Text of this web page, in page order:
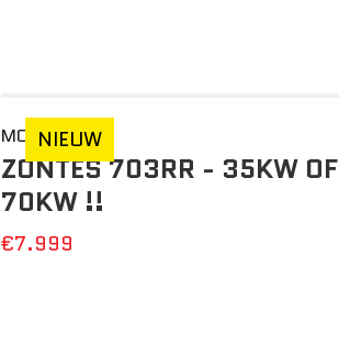
NIEUW
MOTO
ZONTES 703RR - 35KW OF
70KW !!
€7.999